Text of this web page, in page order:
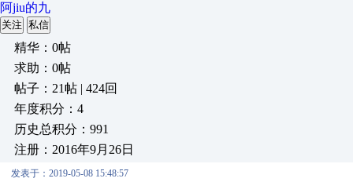
阿jiu的九
关注 私信
精华：0帖
求助：0帖
帖子：21帖 | 424回
年度积分：4
历史总积分：991
注册：2016年9月26日
发表于：2019-05-08 15:48:57